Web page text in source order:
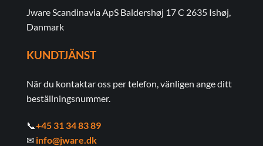
Jware Scandinavia ApS Baldershøj 17 C 2635 Ishøj,
Danmark
KUNDTJÄNST
När du kontaktar oss per telefon, vänligen ange ditt
beställningsnummer.
📞+45 31 34 83 89
✉ info@jware.dk